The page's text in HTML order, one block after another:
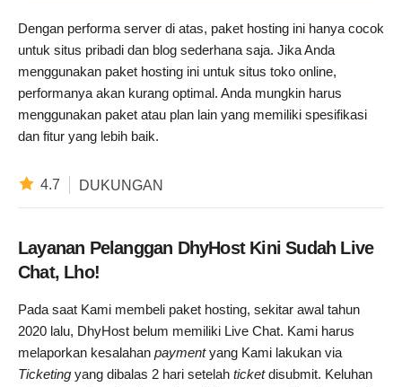
Dengan performa server di atas, paket hosting ini hanya cocok
untuk situs pribadi dan blog sederhana saja. Jika Anda
menggunakan paket hosting ini untuk situs toko online,
performanya akan kurang optimal. Anda mungkin harus
menggunakan paket atau plan lain yang memiliki spesifikasi
dan fitur yang lebih baik.
4.7 DUKUNGAN
Layanan Pelanggan DhyHost Kini Sudah Live
Chat, Lho!
Pada saat Kami membeli paket hosting, sekitar awal tahun
2020 lalu, DhyHost belum memiliki Live Chat. Kami harus
melaporkan kesalahan paymentyang Kami lakukan via
Ticketing yang dibalas 2 hari setelah ticketdisubmit. Keluhan